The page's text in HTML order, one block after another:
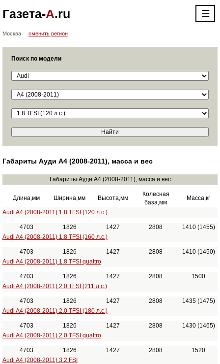
Газета-А.ru ☰
Москва сменить регион
Поиск по модели
Габариты Ауди А4 (2008-2011), масса и вес
Габариты Ауди А4 (2008-2011), масса и вес
Длина,мм Ширина,мм Высота,мм
Колесная
база,мм
Масса,кг
Audi A4 (2008-2011) 1.8 TFSI (120 л.с.)
4703 1826 1427 2808
1410 (1455)
Audi A4 (2008-2011) 1.8 TFSI (160 л.с.)
4703 1826 1427 2808
1410 (1450)
Audi A4 (2008-2011) 1.8 TFSI quattro
4703 1826 1427 2808
1500
Audi A4 (2008-2011) 2.0 TFSI (211 л.с.)
4703 1826 1427 2808
1435 (1475)
Audi A4 (2008-2011) 2.0 TFSI (180 л.с.)
4703 1826 1427 2808
1430 (1465)
Audi A4 (2008-2011) 2.0 TFSI quattro
4703 1826 1427 2808
1520
Audi A4 (2008-2011) 3.2 FSI